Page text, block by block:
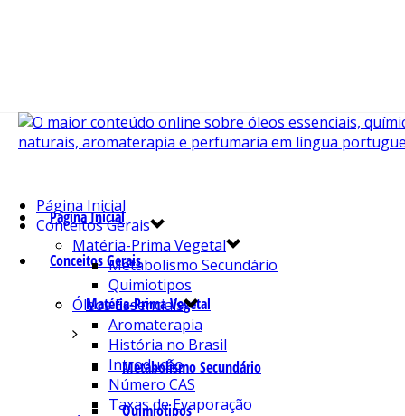
Página Inicial
Conceitos Gerais
Matéria-Prima Vegetal
Metabolismo Secundário
Quimiotipos
Página Inicial
Conceitos Gerais
Matéria-Prima Vegetal
Metabolismo Secundário
Quimiotipos
Óleos Essenciais
Aromaterapia
História no Brasil
Introdução
Número CAS
Taxas de Evaporação